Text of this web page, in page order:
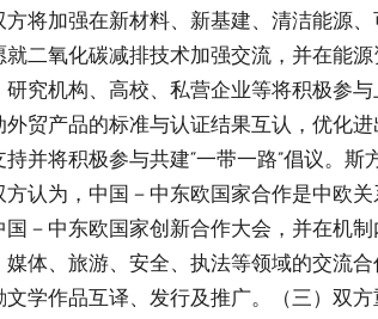
将加强在新材料、新基建、清洁能源
二氧化碳减排技术加强交流，并在能
究机构、高校、私营企业等将积极参
贸产品的标准与认证结果互认，优化
并将积极参与共建“一带一路”倡议。斯
认为，中国－中东欧国家合作是中欧
－中东欧国家创新合作大会，并在机
体、旅游、安全、执法等领域的交流
学作品互译、发行及推广。（三）双